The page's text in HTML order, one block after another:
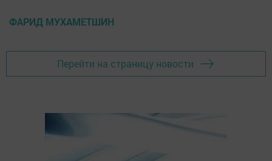
ФАРИД МУХАМЕТШИН
Перейти на страницу новости